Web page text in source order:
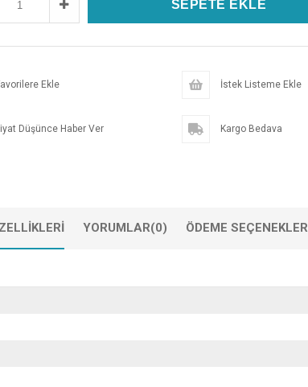
Ekle İstek Listeme Ekle
Düşünce Haber Ver Kargo Bedava
YORUMLAR(0) ÖDEME